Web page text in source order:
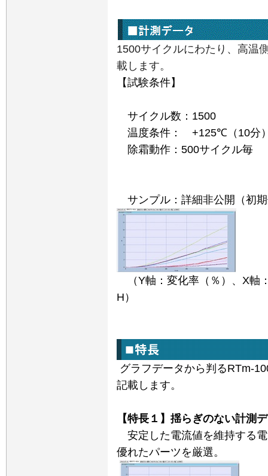
1500サイクルにわたり、高温
載します。
【試験条件】
サイクル数： 1500
温度条件： +125℃ （ 10分
除霜動作：500サイクル毎
サンプル：詳細非公開（初
（Y軸：変化率（％）、 X軸
H）
グラフデータから判るRTm-
記載します。
【特長１】揺らぎのない計測
安定した電流値を維持する
優れたパーツを厳選。